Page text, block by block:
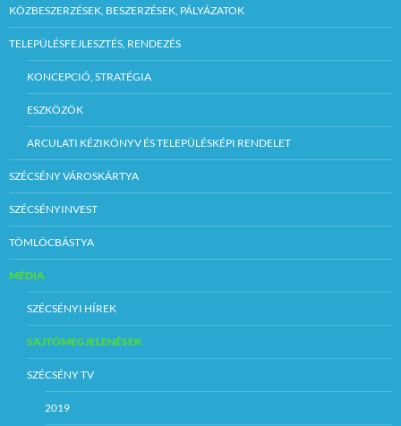
KÖZBESZERZÉSEK, BESZERZÉSEK, PÁLYÁZATOK
TELEPÜLÉSFEJLESZTÉS, RENDEZÉS
KONCEPCIÓ, STRATÉGIA
ESZKÖZÖK
ARCULATI KÉZIKÖNYV ÉS TELEPÜLÉSKÉPI RENDELET
SZÉCSÉNY VÁROSKÁRTYA
SZÉCSÉNYINVEST
TÖMLÖCBÁSTYA
MÉDIA
SZÉCSÉNYI HÍREK
SAJTÓMEGJELENÉSEK
SZÉCSÉNY TV
2019